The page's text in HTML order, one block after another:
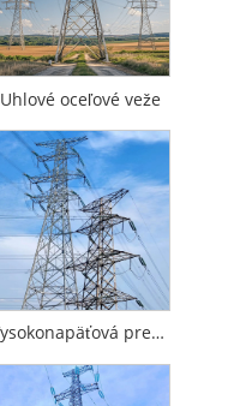
Uhlové oceľové veže
Vysokonapäťová prenosová veža